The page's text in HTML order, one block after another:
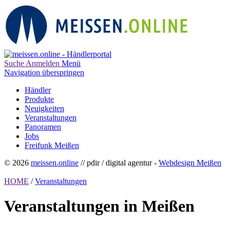
Suche Anmelden Menü
Navigation überspringen
Händler
Produkte
Neuigkeiten
Veranstaltungen
Panoramen
Jobs
Freifunk Meißen
© 2026 meissen.online // pdir / digital agentur - Webdesign Meißen
HOME / Veranstaltungen
Veranstaltungen in Meißen